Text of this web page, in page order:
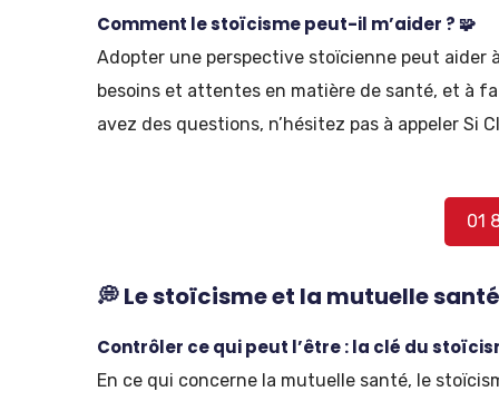
Comment le stoïcisme peut-il m’aider ? 🧩
Adopter une perspective stoïcienne peut aider
besoins et attentes en matière de santé, et à
avez des questions, n’hésitez pas à appeler Si
01
💭 Le stoïcisme et la mutuelle
Contrôler ce qui peut l’être : la clé du
En ce qui concerne la mutuelle santé, le